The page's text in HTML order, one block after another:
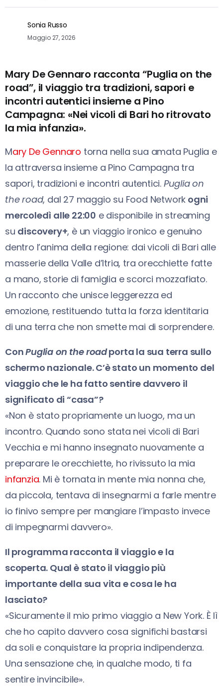
Sonia Russo
Maggio 27, 2026
Mary De Gennaro racconta “Puglia on the
road”, il viaggio tra tradizioni, sapori e
incontri autentici insieme a Pino
Campagna: «Nei vicoli di Bari ho ritrovato
la mia infanzia».
Mary De Gennaro torna nella sua amata Puglia e
la attraversa insieme a Pino Campagna tra
sapori, tradizioni e incontri autentici. Puglia on
the road, dal 27 maggio su Food Network ogni
mercoledì alle 22:00 e disponibile in streaming
su discovery+, è un viaggio ironico e genuino
dentro l’anima della regione: dai vicoli di Bari alle
masserie della Valle d’Itria, tra orecchiette fatte
a mano, storie di famiglia e scorci mozzafiato.
Un racconto che unisce leggerezza ed
emozione, restituendo tutta la forza identitaria
di una terra che non smette mai di sorprendere.
ConPuglia on the roadporta la sua terra sullo
schermo nazionale. C’è stato un momento del
viaggio che le ha fatto sentire davvero il
significato di “casa”?
«Non è stato propriamente un luogo, ma un
incontro. Quando sono stata nei vicoli di Bari
Vecchia e mi hanno insegnato nuovamente a
preparare le orecchiette, ho rivissuto la mia
infanzia. Mi è tornata in mente mia nonna che,
da piccola, tentava di insegnarmi a farle mentre
io finivo sempre per mangiare l’impasto invece
di impegnarmi davvero».
Il programma racconta il viaggio e la
scoperta. Qual è stato il viaggio più
importante della sua vita e cosa le ha
lasciato?
«Sicuramente il mio primo viaggio a New York. È lì
che ho capito davvero cosa significhi bastarsi
da soli e conquistare la propria indipendenza.
Una sensazione che, in qualche modo, ti fa
sentire invincibile».